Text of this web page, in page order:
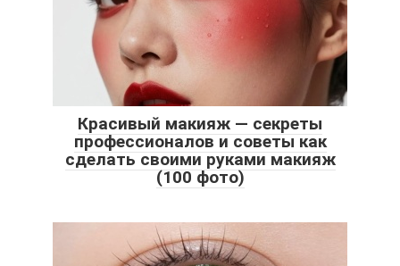
Красивый макияж — секреты
профессионалов и советы как
сделать своими руками макияж
(100 фото)